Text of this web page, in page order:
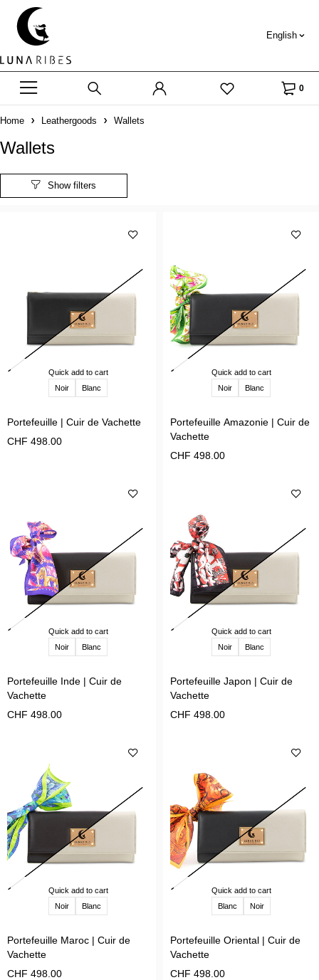
English
0
Home Leathergoods Wallets
Wallets
Quick add to cart
Noir
Blanc
Portefeuille | Cuir de Vachette
CHF 498.00
Quick add to cart
Noir
Blanc
Portefeuille Amazonie | Cuir de
Vachette
CHF 498.00
Quick add to cart
Noir
Blanc
Portefeuille Inde | Cuir de
Vachette
CHF 498.00
Quick add to cart
Noir
Blanc
Portefeuille Japon | Cuir de
Vachette
CHF 498.00
Quick add to cart
Noir
Blanc
Portefeuille Maroc | Cuir de
Vachette
CHF 498.00
Quick add to cart
Blanc
Noir
Portefeuille Oriental | Cuir de
Vachette
CHF 498.00